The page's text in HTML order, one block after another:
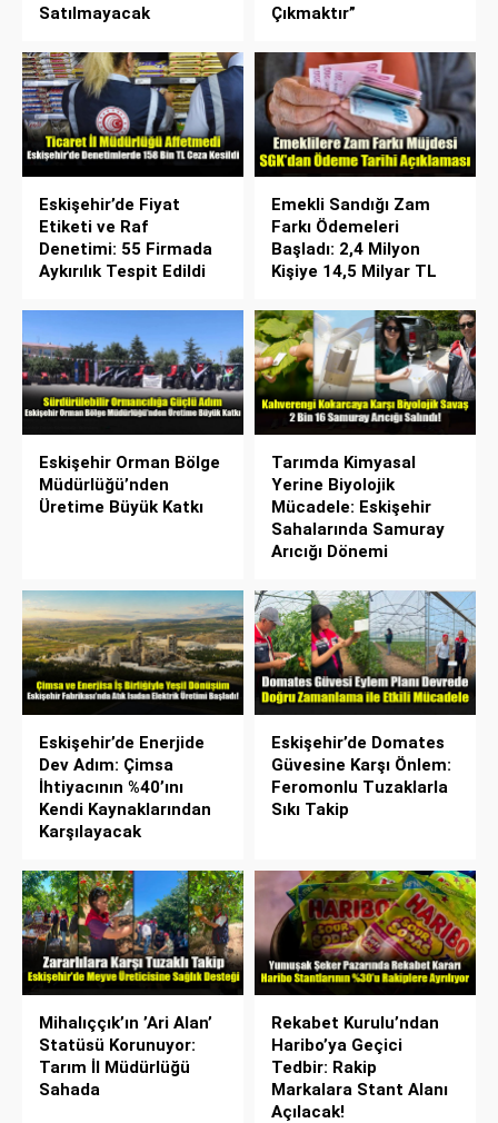
Satılmayacak
Çıkmaktır”
Eskişehir’de Fiyat
Etiketi ve Raf
Denetimi: 55 Firmada
Aykırılık Tespit Edildi
Emekli Sandığı Zam
Farkı Ödemeleri
Başladı: 2,4 Milyon
Kişiye 14,5 Milyar TL
Eskişehir Orman Bölge
Müdürlüğü’nden
Üretime Büyük Katkı
Tarımda Kimyasal
Yerine Biyolojik
Mücadele: Eskişehir
Sahalarında Samuray
Arıcığı Dönemi
Eskişehir’de Enerjide
Dev Adım: Çimsa
İhtiyacının %40’ını
Kendi Kaynaklarından
Karşılayacak
Eskişehir’de Domates
Güvesine Karşı Önlem:
Feromonlu Tuzaklarla
Sıkı Takip
Mihalıççık’ın ’Ari Alan’
Statüsü Korunuyor:
Tarım İl Müdürlüğü
Sahada
Rekabet Kurulu’ndan
Haribo’ya Geçici
Tedbir: Rakip
Markalara Stant Alanı
Açılacak!